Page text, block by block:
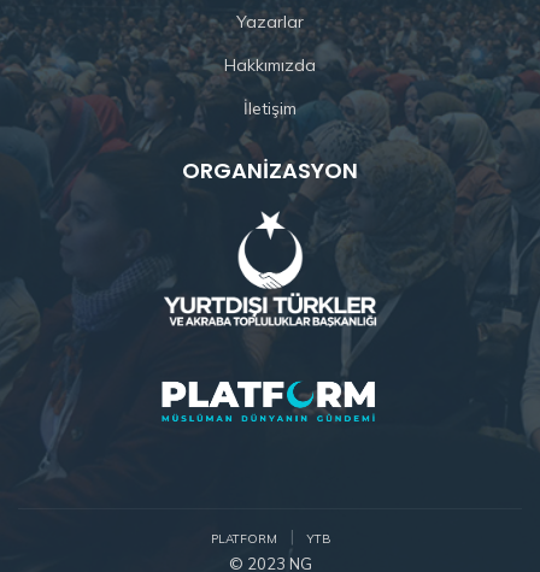
Yazarlar
Hakkımızda
İletişim
ORGANIZASYON
PLATFORM YTB
© 2023 NG